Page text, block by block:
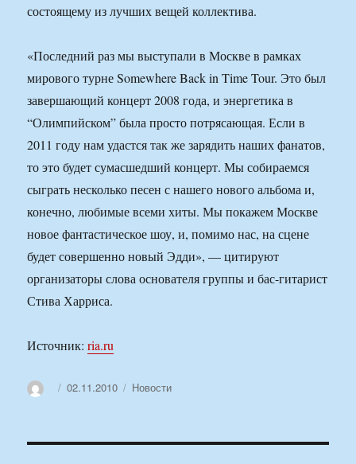
состоящему из лучших вещей коллектива.
«Последний раз мы выступали в Москве в рамках
мирового турне Somewhere Back in Time Tour. Это был
завершающий концерт 2008 года, и энергетика в
“Олимпийском” была просто потрясающая. Если в
2011 году нам удастся так же зарядить наших фанатов,
то это будет сумасшедший концерт. Мы собираемся
сыграть несколько песен с нашего нового альбома и,
конечно, любимые всеми хиты. Мы покажем Москве
новое фантастическое шоу, и, помимо нас, на сцене
будет совершенно новый Эдди», — цитируют
организаторы слова основателя группы и бас-гитарист
Стива Харриса.
Источник:ria.ru
АвторОпубликовано
02.11.2010 Рубрики
Новости